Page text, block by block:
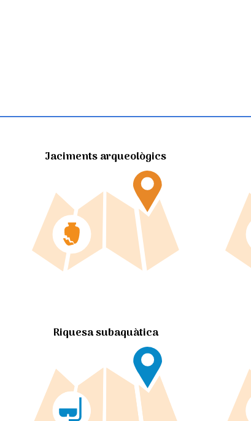
Jaciments arqueològics
Riquesa subaquàtica